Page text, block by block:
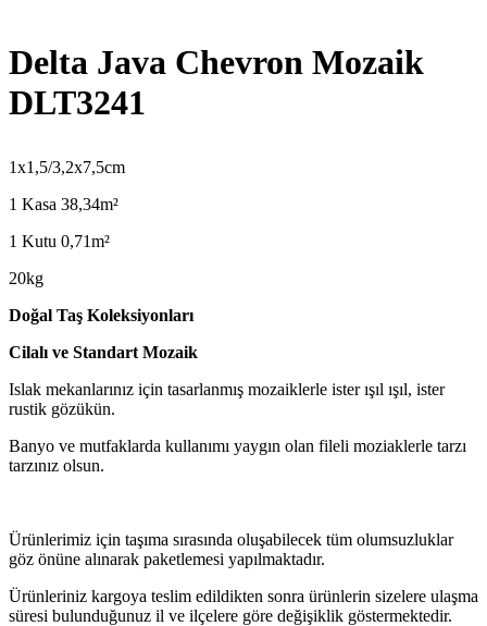
Delta Java Chevron Mozaik
DLT3241
1x1,5/3,2x7,5cm
1 Kasa 38,34m²
1 Kutu 0,71m²
20kg
Doğal Taş Koleksiyonları
Cilalı ve Standart Mozaik
Islak mekanlarınız için tasarlanmış mozaiklerle ister ışıl ışıl, ister
rustik gözükün.
Banyo ve mutfaklarda kullanımı yaygın olan fileli moziaklerle tarzı
tarzınız olsun.
Ürünlerimiz için taşıma sırasında oluşabilecek tüm olumsuzluklar
göz önüne alınarak paketlemesi yapılmaktadır.
Ürünleriniz kargoya teslim edildikten sonra ürünlerin sizelere ulaşma
süresi bulunduğunuz il ve ilçelere göre değişiklik göstermektedir.